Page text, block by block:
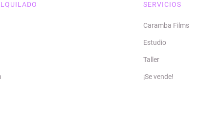
SERVICIOS
Caramba Films
Estudio
Taller
¡Se vende!